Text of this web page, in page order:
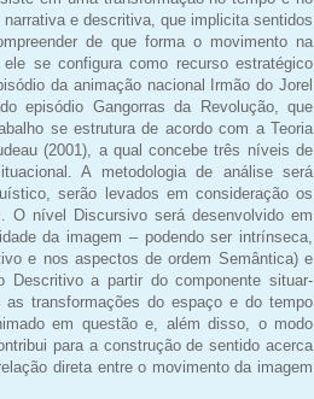
e descritiva, que implicita sentidos
de que forma o movimento na
se configura como recurso estratégico
da animação nacional Irmão do Jorel
episódio Gangorras da Revolução, que
se estrutura de acordo com a Teoria
(2001), a qual concebe três níveis de
A metodologia de análise será
serão levados em consideração os
O nível Discursivo será desenvolvido em
da imagem – podendo ser intrínseca,
e nos aspectos de ordem Semântica) e
Descritivo a partir do componente situar-
transformações do espaço e do tempo
em questão e, além disso, o modo
para a construção de sentido acerca
direta entre o movimento da imagem